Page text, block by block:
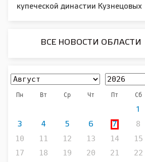
купеческой династии Кузнецовых
ВСЕ НОВОСТИ ОБЛАСТИ
Пн Вт Ср Чт Пт Сб
1
3 4 5 6 7 8
10
11 12 13 14 15
17
18 19 20 21 22